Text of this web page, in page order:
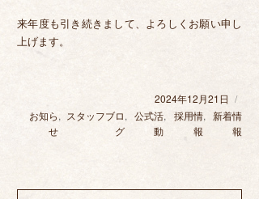
来年度も引き続きまして、よろしくお願い申し
上げます。
投
稿
日:
2024年12月21日
カ
お知ら
せ
, スタッフブロ
グ
,
公式活
動
,
採用情
報
, 新着情
報